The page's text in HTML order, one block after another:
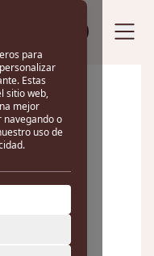
para
Estas
sitio web,
mejor
navegando o
uso de